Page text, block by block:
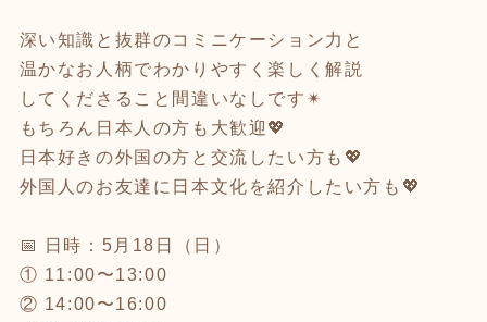
深い知識と抜群のコミニケーション力と
温かなお人柄でわかりやすく楽しく解説
してくださること間違いなしです✴
もちろん日本人の方も大歓迎💖
日本好きの外国の方と交流したい方も💖
外国人のお友達に日本文化を紹介したい方も💖
📅 日時：5月18日（日）
① 11:00〜13:00
② 14:00〜16:00